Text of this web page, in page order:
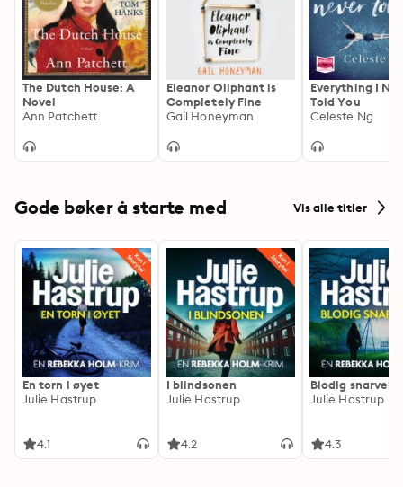
The Dutch House: A
Novel
Ann Patchett
Eleanor Oliphant is
Completely Fine
Gail Honeyman
Everything I
Told You
Celeste Ng
Gode bøker å starte med Vis alle titler
En torn i øyet
Julie Hastrup
4.1
I blindsonen
Julie Hastrup
4.2
Blodig snarvei
Julie Hastrup
4.3